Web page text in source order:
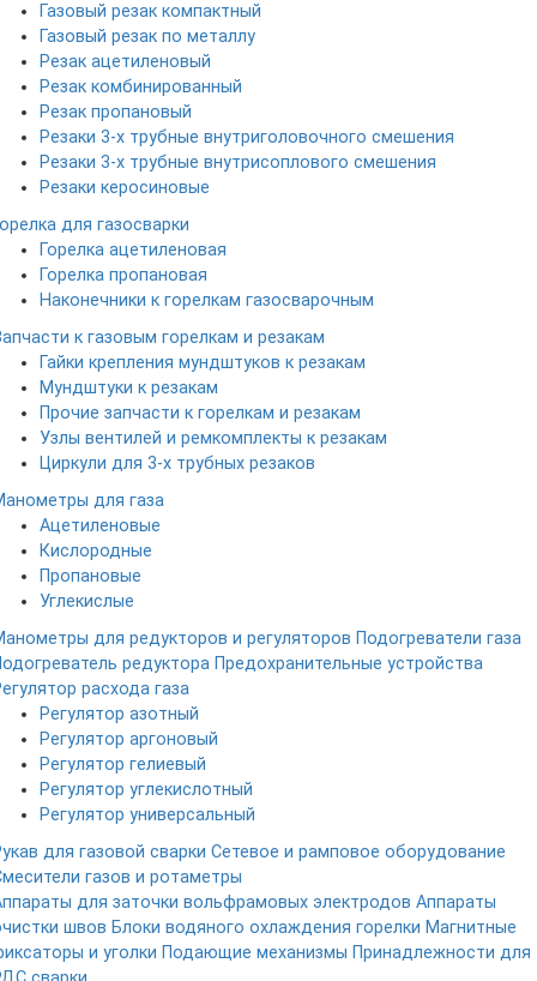
Газовый резак компактный
Газовый резак по металлу
Резак ацетиленовый
Резак комбинированный
Резак пропановый
Резаки 3-х трубные внутриголовочного смешения
Резаки 3-х трубные внутрисоплового смешения
Резаки керосиновые
для газосварки
Горелка ацетиленовая
Горелка пропановая
Наконечники к горелкам газосварочным
к газовым горелкам и резакам
Гайки крепления мундштуков к резакам
Мундштуки к резакам
Прочие запчасти к горелкам и резакам
Узлы вентилей и ремкомплекты к резакам
Циркули для 3-х трубных резаков
для газа
Ацетиленовые
Кислородные
Пропановые
Углекислые
для редукторов и регуляторов Подогреватели газа
редуктора Предохранительные устройства
расхода газа
Регулятор азотный
Регулятор аргоновый
Регулятор гелиевый
Регулятор углекислотный
Регулятор универсальный
для газовой сварки Сетевое и рамповое оборудование
газов и ротаметры
для заточки вольфрамовых электродов Аппараты
швов Блоки водяного охлаждения горелки Магнитные
и уголки Подающие механизмы Принадлежности для